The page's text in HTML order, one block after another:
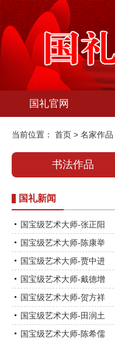
国礼官网
当前位置： 首页 > 名家作品
书法作品
国礼新闻
国宝级艺术大师-张正阳
国宝级艺术大师-陈康举
国宝级艺术大师-贾中进
国宝级艺术大师-戴德增
国宝级艺术大师-贺方祥
国宝级艺术大师-田润土
国宝级艺术大师-陈希儒